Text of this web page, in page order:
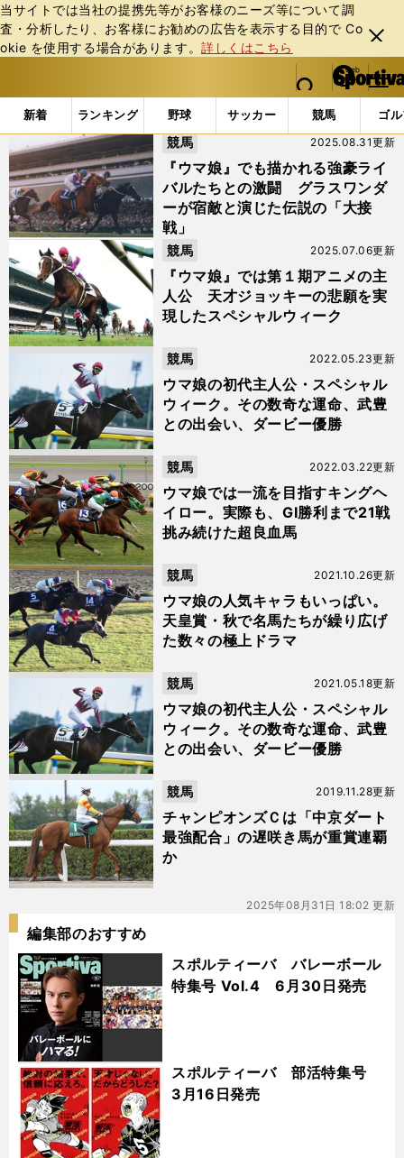
当サイトでは当社の提携先等がお客様のニーズ等について調
査・分析したり、お客様にお勧めの広告を表⽰する⽬的で Co
okie を使⽤する場合があります。詳しくはこちら
閉じ
る
web Sportiva (webスポルティーバ)
検索
マイペ
ー
ジ
メニュ
新着 ランキング 野球 サッカー 競馬 ゴ
b
ス
ポ
テ
ィ
ー
バ
「#スペシャルウィーク」の最新ニュース・ 情報
『ウマ娘』でも描かれる強豪ライ
バルたちとの激闘 グラスワンダ
ーが宿敵と演じた伝説の「大接
戦」
2025.08.31更新
競馬
『ウマ娘』では第１期アニメの主
人公 天才ジョッキーの悲願を実
現したスペシャルウィーク
2025.07.06更新
競馬
ウマ娘の初代主人公・スペシャル
ウィーク。その数奇な運命、武豊
との出会い、ダービー優勝
2022.05.23更新
競馬
ウマ娘では一流を目指すキングヘ
イロー。実際も、GⅠ勝利まで21戦
挑み続けた超良血馬
2022.03.22更新
競馬
ウマ娘の人気キャラもいっぱい。
天皇賞・秋で名馬たちが繰り広げ
た数々の極上ドラマ
2021.10.26更新
競馬
ウマ娘の初代主人公・スペシャル
ウィーク。その数奇な運命、武豊
との出会い、ダービー優勝
2021.05.18更新
競馬
チャンピオンズＣは「中京ダート
最強配合」の遅咲き馬が重賞連覇
か
2019.11.28更新
競馬
2025年08月31日 18:02 更新
編集部のおすすめ
スポルティーバ バレーボール
特集号 Vol.4 6月30日発売
スポルティーバ 部活特集号
3月16日発売